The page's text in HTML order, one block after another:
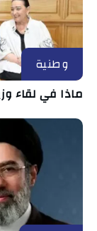
وطنية
ماذا في لقاء